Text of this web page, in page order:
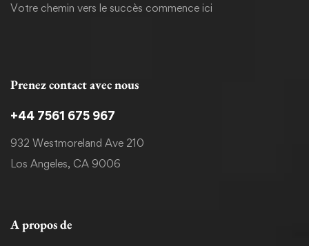
Votre chemin vers le succès commence ici
Prenez contact avec nous
+44 7561 675 967
932 Westmoreland Ave 210
Los Angeles, CA 9006
A propos de